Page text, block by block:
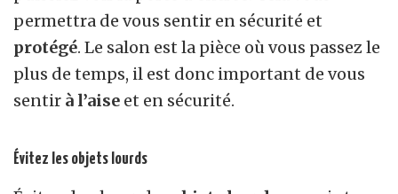
permettra de vous sentir en sécurité et
protégé. Le salon est la pièce où vous passez le
plus de temps, il est donc important de vous
sentir à l’aise et en sécurité.
Évitez les objets lourds